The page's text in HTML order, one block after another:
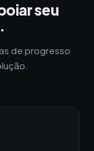
seu
de progresso